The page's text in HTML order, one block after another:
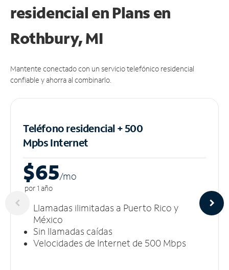
residencial en Plans en
Rothbury, MI
Mantente conectado con un servicio telefónico residencial
confiable y ahorra al combinarlo.
Teléfono residencial + 500
MpbsInternet
$65/mo
por 1 año
Llamadas ilimitadas a Puerto Rico y
México
Sin llamadas caídas
Velocidades de Internet de 500 Mbps